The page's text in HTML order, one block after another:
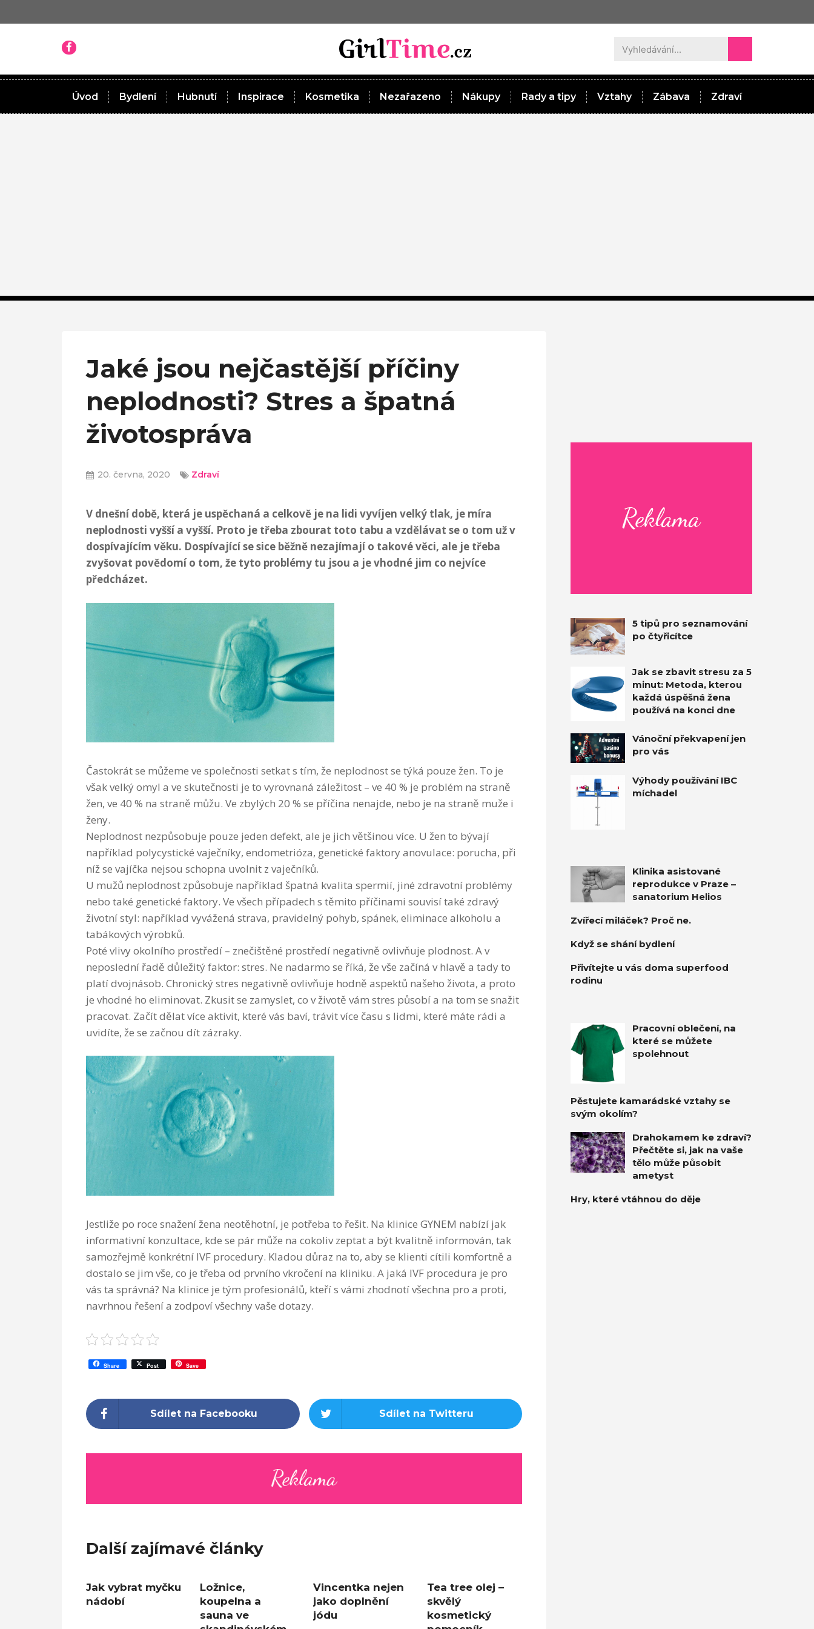
Úvod Bydlení Hubnutí Inspirace Kosmetika Nezařazeno Nákupy Rady a tipy Vztahy Zábava Zdraví
Jaké jsou nejčastější příčiny
neplodnosti? Stres a špatná
životospráva
20. června, 2020 Zdraví
V dnešní době, která je uspěchaná a celkově je na lidi vyvíjen velký tlak, je míra
neplodnosti vyšší a vyšší. Proto je třeba zbourat toto tabu a vzdělávat se o tom už v
dospívajícím věku. Dospívající se sice běžně nezajímají o takové věci, ale je třeba
zvyšovat povědomí o tom, že tyto problémy tu jsou a je vhodné jim co nejvíce
předcházet.
Častokrát se můžeme ve společnosti setkat s tím, že neplodnost se týká pouze žen. To je
však velký omyl a ve skutečnosti je to vyrovnaná záležitost – ve 40 % je problém na straně
žen, ve 40 % na straně můžu. Ve zbylých 20 % se příčina nenajde, nebo je na straně muže i
ženy.
Neplodnost nezpůsobuje pouze jeden defekt, ale je jich většinou více. U žen to bývají
například polycystické vaječníky, endometrióza, genetické faktory anovulace: porucha, při
níž se vajíčka nejsou schopna uvolnit z vaječníků.
U mužů neplodnost způsobuje například špatná kvalita spermií, jiné zdravotní problémy
nebo také genetické faktory. Ve všech případech s těmito příčinami souvisí také zdravý
životní styl: například vyvážená strava, pravidelný pohyb, spánek, eliminace alkoholu a
tabákových výrobků.
Poté vlivy okolního prostředí – znečištěné prostředí negativně ovlivňuje plodnost. A v
neposlední řadě důležitý faktor: stres. Ne nadarmo se říká, že vše začíná v hlavě a tady to
platí dvojnásob. Chronický stres negativně ovlivňuje hodně aspektů našeho života, a proto
je vhodné ho eliminovat. Zkusit se zamyslet, co v životě vám stres působí a na tom se snažit
pracovat. Začít dělat více aktivit, které vás baví, trávit více času s lidmi, které máte rádi a
uvidíte, že se začnou dít zázraky.
Jestliže po roce snažení žena neotěhotní, je potřeba to řešit. Na klinice GYNEM nabízí jak
informativní konzultace, kde se pár může na cokoliv zeptat a být kvalitně informován, tak
samozřejmě konkrétní IVF procedury. Kladou důraz na to, aby se klienti cítili komfortně a
dostalo se jim vše, co je třeba od prvního vkročení na kliniku. A jaká IVF procedura je pro
vás ta správná? Na klinice je tým profesionálů, kteří s vámi zhodnotí všechna pro a proti,
navrhnou řešení a zodpoví všechny vaše dotazy.
Share Post Save
Sdílet na Facebooku Sdílet na Twitteru
Další zajímavé články
Jak vybrat myčku
nádobí
Ložnice,
koupelna a
sauna ve
Vincentka nejen
jako doplnění
jódu
Tea tree olej –
skvělý
kosmetický
5 tipů pro seznamování
po čtyřicítce
Jak se zbavit stresu za 5
minut: Metoda, kterou
každá úspěšná žena
používá na konci dne
Vánoční překvapení jen
pro vás
Výhody používání IBC
míchadel
Klinika asistované
reprodukce v Praze –
sanatorium Helios
Zvířecí miláček? Proč ne.
Když se shání bydlení
Přivítejte u vás doma superfood
rodinu
Pracovní oblečení, na
které se můžete
spolehnout
Pěstujete kamarádské vztahy se
svým okolím?
Drahokamem ke zdraví?
Přečtěte si, jak na vaše
tělo může působit
ametyst
Hry, které vtáhnou do děje